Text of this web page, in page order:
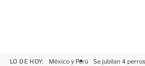
LO DE HOY: México y Perú Se jubilan 4